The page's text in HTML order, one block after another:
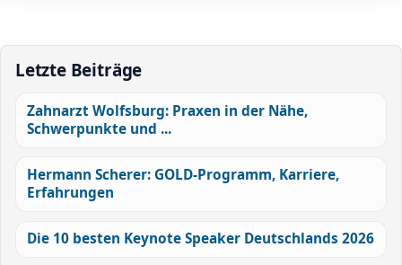
Letzte Beiträge
Zahnarzt Wolfsburg: Praxen in der Nähe,
Schwerpunkte und ...
Hermann Scherer: GOLD-Programm, Karriere,
Erfahrungen
Die 10 besten Keynote Speaker Deutschlands 2026